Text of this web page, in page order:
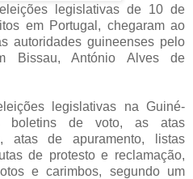
legislativas de 10 de
em Portugal, chegaram ao
autoridades guineenses pelo
Bissau, António Alves de
legislativas na Guiné-
boletins de voto, as atas
atas de apuramento, listas
de protesto e reclamação,
e carimbos, segundo um